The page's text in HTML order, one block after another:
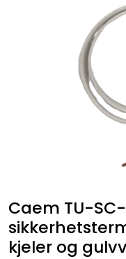
Caem TU-
kjeler og